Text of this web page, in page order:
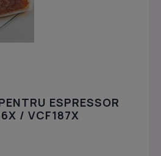
ESPRESSOR
/ VCF187X